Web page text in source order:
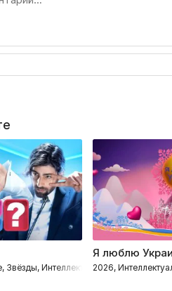
Звёзды, Интеллектуальное
Я люблю
2026,